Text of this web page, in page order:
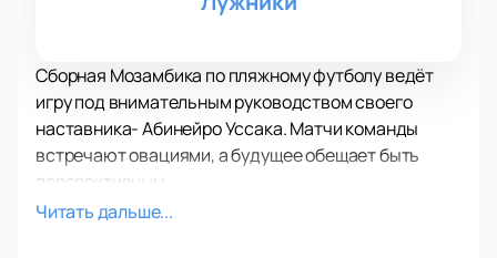
Сборная Мозамбика по пляжному футболу ведёт
игру под внимательным руководством своего
наставника- Абинейро Уссака. Матчи команды
встречают овациями, а будущее обещает быть
перспективным.
Национальная команда ОАЭ дважды получила
Читать дальше...